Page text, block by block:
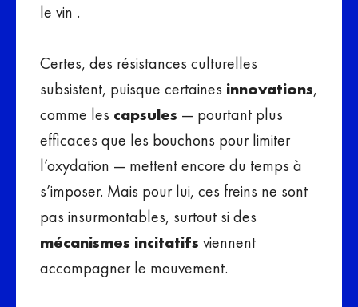
le vin .
Certes, des résistances culturelles
subsistent, puisque certaines innovations,
comme les capsules — pourtant plus
efficaces que les bouchons pour limiter
l’oxydation — mettent encore du temps à
s’imposer. Mais pour lui, ces freins ne sont
pas insurmontables, surtout si des
mécanismes incitatifs viennent
accompagner le mouvement.